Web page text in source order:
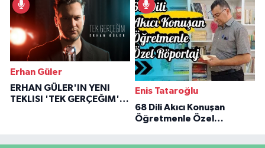
Erhan Güler
ERHAN GÜLER'IN YENI
TEKLISI 'TEK GERÇEĞIM'LE
Enis Tataroğlu
68 Dili Akıcı Konuşan
Öğretmenle Özel